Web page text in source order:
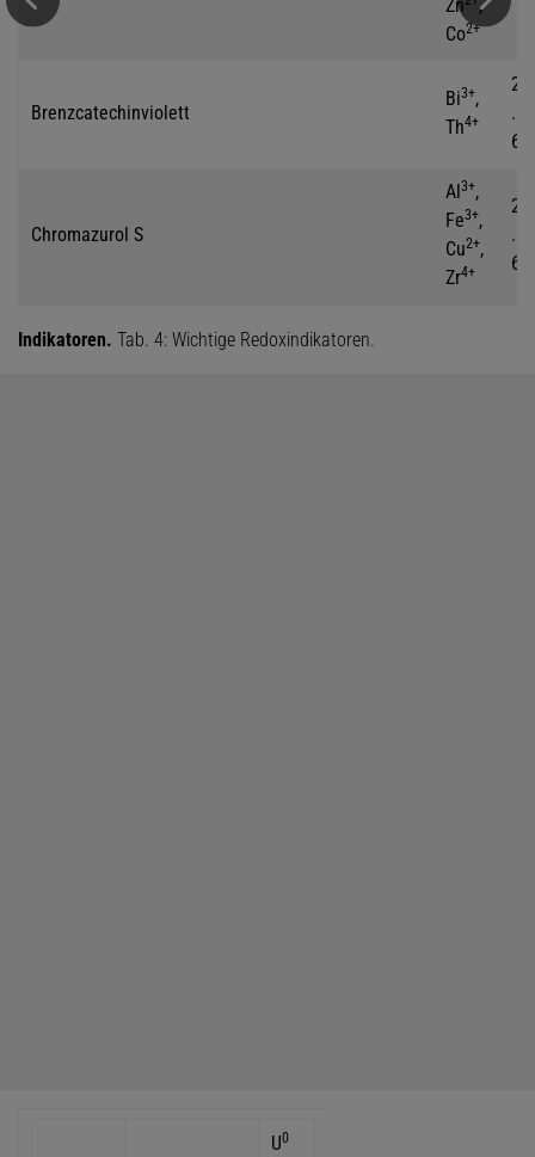
Zn
,
Co2+
Brenzcatechinviolett
Bi3+,
Th4+
2
...
6
Chromazurol S
Al3+,
Fe3+,
Cu2+,
Zr4+
2
...
6
Indikatoren. Tab. 4: Wichtige Redoxindikatoren.
U0